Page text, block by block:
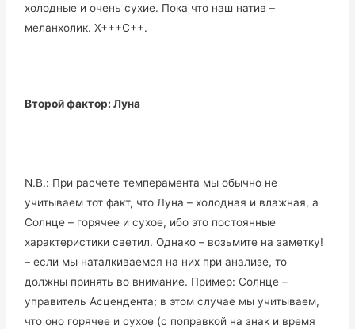
холодные и очень сухие. Пока что наш натив –
меланхолик. Х+++С++.
Второй фактор: Луна
N.B.: При расчете темперамента мы обычно не
учитываем тот факт, что Луна – холодная и влажная, а
Солнце – горячее и сухое, ибо это постоянные
характеристики светил. Однако – возьмите на заметку!
– если мы наталкиваемся на них при анализе, то
должны принять во внимание. Пример: Солнце –
управитель Асцендента; в этом случае мы учитываем,
что оно горячее и сухое (с поправкой на знак и время